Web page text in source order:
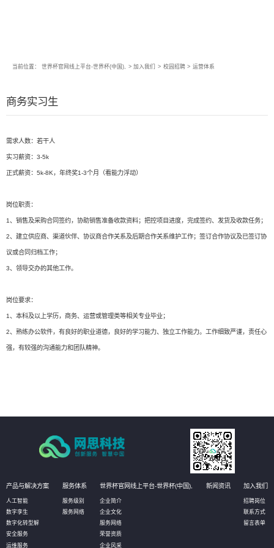
当前位置： 世界杯官网线上平台-世界杯(中国), > 加入我们 > 校园招聘 > 运营体系
商务实习生
需求人数：若干人
实习薪资：3-5k
正式薪资：5k-8K，年终奖1-3个月（看能力浮动）
岗位职责：
1、销售及采购合同签约，协助销售准备收款资料；把控项目进度，完成签约、发货及收款任务；
2、建立供应商、渠道伙伴、协议商合作关系及后期合作关系维护工作；签订合作协议及已签订协
议或合同归档工作；
3、领导交办的其他工作。
岗位要求：
1、本科及以上学历，商务、运营或管理类等相关专业毕业；
2、熟练办公软件，有良好的职业道德，良好的学习能力、独立工作能力。工作细致严谨，责任心
强，有较强的沟通能力和团队精神。
产品与解决方案
人工智能
数字孪生
数字化转型解
安全服务
运维服务
服务体系
服务级别
服务网络
世界杯官网线上平台-世界杯(中国),
企业简介
企业文化
服务网络
荣誉资质
企业风采
新闻资讯 加入我们
招聘岗位
联系方式
留言表单